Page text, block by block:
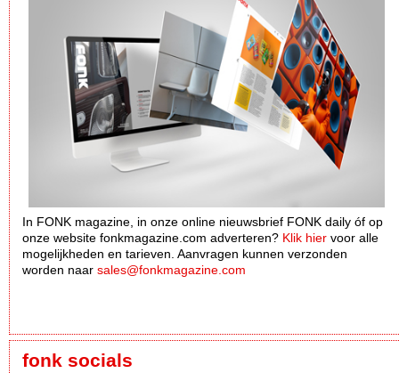
In FONK magazine, in onze online nieuwsbrief FONK daily óf op
onze website fonkmagazine.com adverteren? Klik hier voor alle
mogelijkheden en tarieven. Aanvragen kunnen verzonden
worden naar sales@fonkmagazine.com
fonk socials